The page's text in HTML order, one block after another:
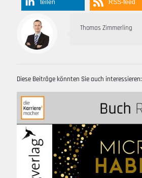
teilen RSS-feed
Thomas Zimmerling
Diese Beiträge könnten Sie auch interessieren: